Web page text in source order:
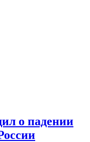
о падении